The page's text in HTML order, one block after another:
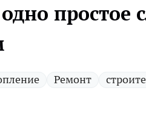
простое
Ремонт